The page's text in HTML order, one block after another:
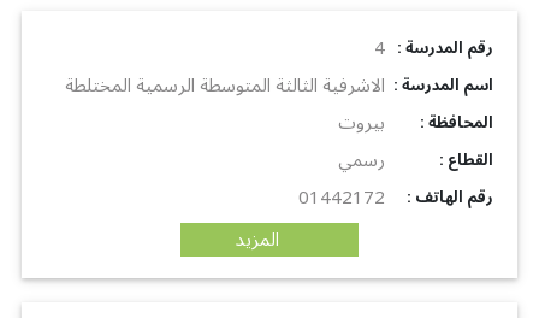
: رقم المدرسة 4
: اسم المدرسة الاشرفية الثالثة المتوسطة الرسمية المختلطة
: المحافظة بيروت
: القطاع رسمي
: رقم الهاتف
01442172
المزيد